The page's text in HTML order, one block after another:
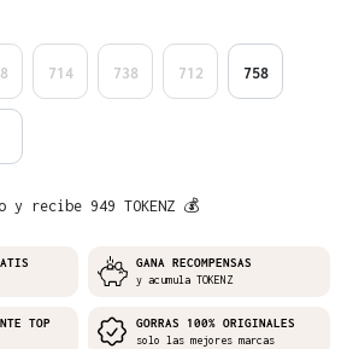
714 738 712 758
y recibe 949 TOKENZ 💰
GANA RECOMPENSAS
y acumula TOKENZ
TOP
GORRAS 100% ORIGINALES
solo las mejores marcas